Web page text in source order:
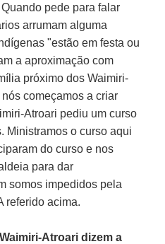
pede para falar
arrumam alguma
"estão em festa ou
a aproximação com
próximo dos Waimiri-
começamos a criar
Atroari pediu um curso
Ministramos o curso aqui
do curso e nos
para dar
somos impedidos pela
referido acima.
Atroari dizem a